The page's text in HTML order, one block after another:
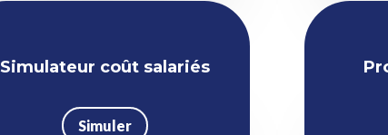
Simulateur coût salariés
Simuler